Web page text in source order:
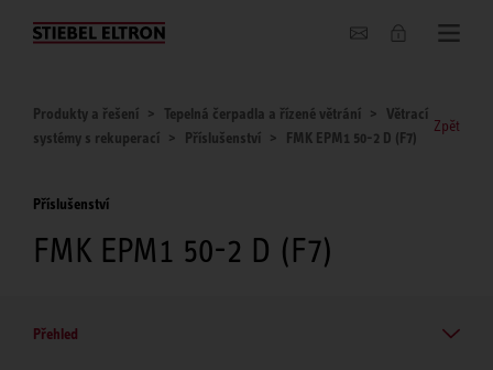
O nás
Produkty a řešení Tepelná čerpadla a řízené větrání
Větrací
systémy s rekuperací
Příslušenství FMK EPM1 50-2 D (F7)
Zpět
Příslušenství
FMK EPM1 50-2 D (F7)
Přehled